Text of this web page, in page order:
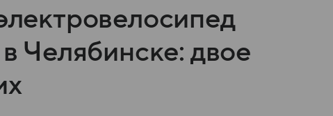
Челябинске: двое